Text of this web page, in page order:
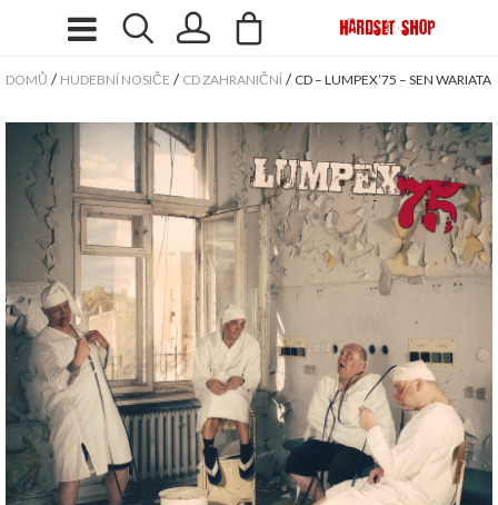
DOMŮ / HUDEBNÍ NOSIČE / CD ZAHRANIČNÍ / CD – LUMPEX’75 – SEN WARIATA